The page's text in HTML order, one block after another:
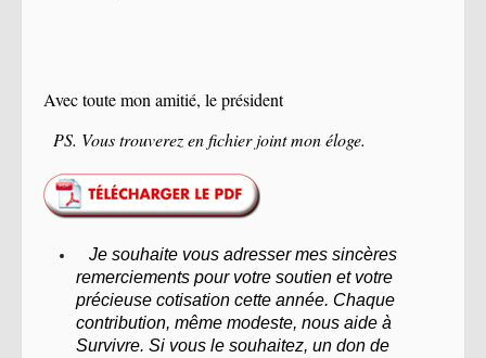
Avec toute mon amitié, le président
PS. Vous trouverez en fichier joint mon éloge.
Je souhaite vous adresser mes sincères
remerciements pour votre soutien et votre
précieuse cotisation cette année. Chaque
contribution, même modeste, nous aide à
Survivre. Si vous le souhaitez, un don de